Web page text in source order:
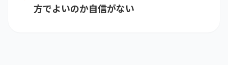
方でよいのか自信がない